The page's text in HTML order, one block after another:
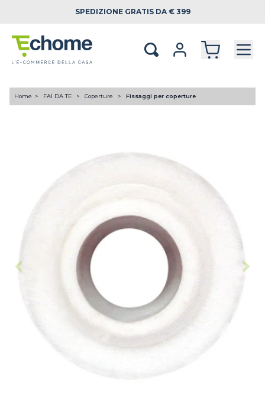
SPEDIZIONE GRATIS DA € 399
Home FAI DA TE Coperture Fissaggi per coperture